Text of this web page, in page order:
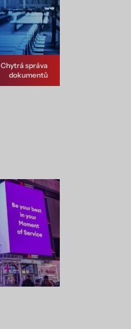
Chytrá správa
dokumentů